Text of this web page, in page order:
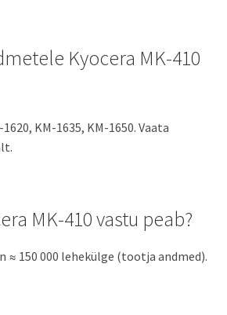
Kyocera MK-410
KM-1635, KM-1650. Vaata
MK-410 vastu peab?
≈ 150 000 lehekülge (tootja andmed).